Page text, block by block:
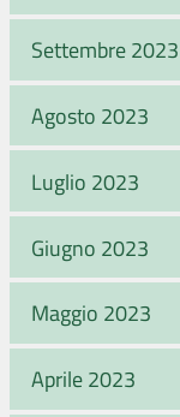
Settembre 2023
Agosto 2023
Luglio 2023
Giugno 2023
Maggio 2023
Aprile 2023